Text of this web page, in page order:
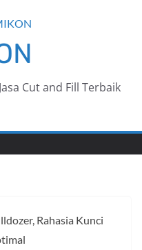
Cut and Fill Terbaik